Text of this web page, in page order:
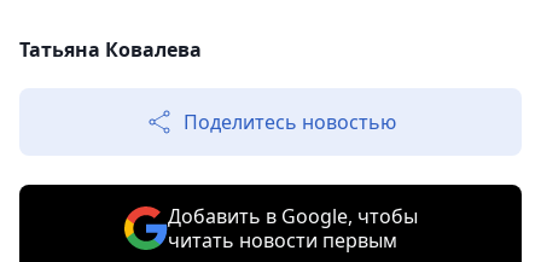
Татьяна Ковалева
Поделитесь новостью
Добавить в Google, чтобы
читать новости первым